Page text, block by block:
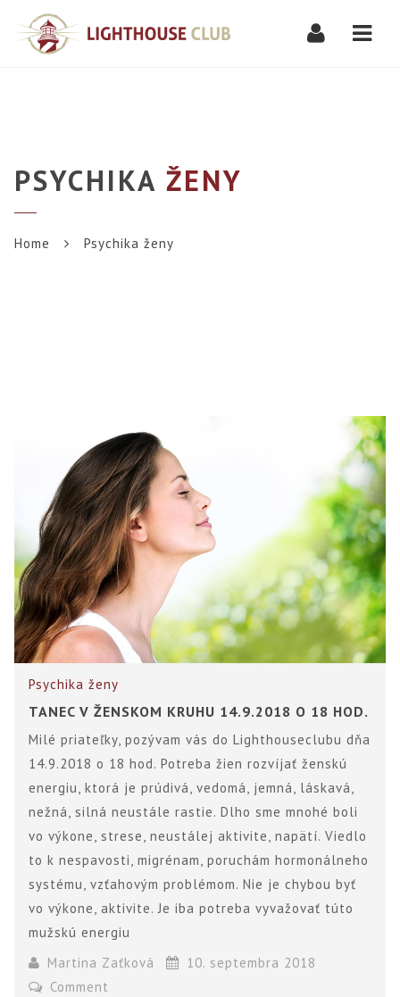
PSYCHIKA ŽENY
Home Psychika ženy
Psychika ženy
TANEC V ŽENSKOM KRUHU 14.9.2018 O 18 HOD.
Milé priateľky, pozývam vás do Lighthouseclubu dňa
14.9.2018 o 18 hod. Potreba žien rozvíjať ženskú
energiu, ktorá je prúdivá, vedomá, jemná, láskavá,
nežná, silná neustále rastie. Dlho sme mnohé boli
vo výkone, strese, neustálej aktivite, napätí. Viedlo
to k nespavosti, migrénam, poruchám hormonálneho
systému, vzťahovým problémom. Nie je chybou byť
vo výkone, aktivite. Je iba potreba vyvažovať túto
mužskú energiu
Martina Zaťková
10. septembra 2018
Comment